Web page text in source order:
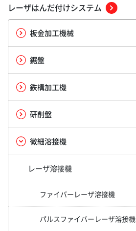
レーザはんだ付けシステム
板金加工機械
鋸盤
鉄構加工機
研削盤
微細溶接機
レーザ溶接機
ファイバーレーザ溶接機
パルスファイバーレーザ溶接機